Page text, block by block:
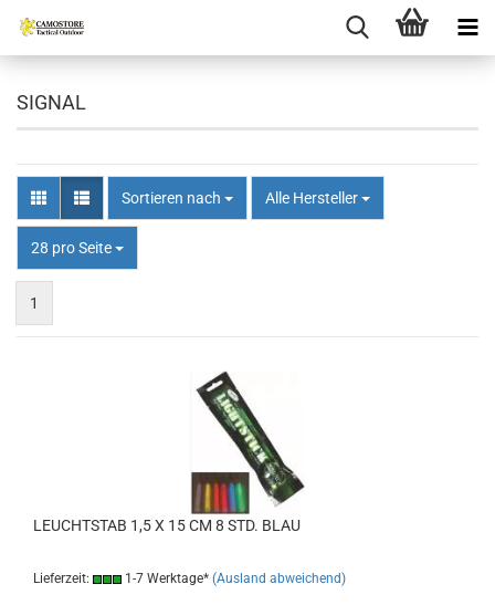
SIGNAL
Sortieren nach
Sortieren nach Alle Hersteller
28 pro Seite
pro Seite
1
LEUCHTSTAB 1,5 X 15 CM 8 STD. BLAU
Lieferzeit: 1-7 Werktage* (Ausland abweichend)